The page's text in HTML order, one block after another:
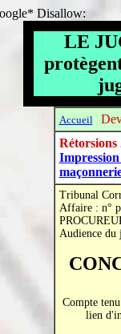
Disallow:
LE
Accueil
Rétorsions
Tribunal
Affaire : n°
Audience du
Compte
lien